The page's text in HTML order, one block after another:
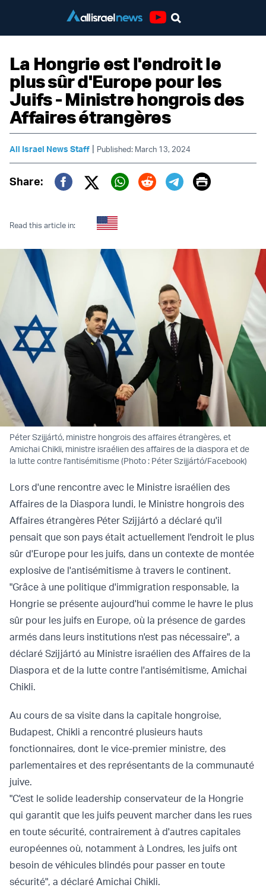
La Hongrie est l'endroit le
plus sûr d'Europe pour les
Juifs - Ministre hongrois des
Affaires étrangères
All Israel News Staff | Published: March 13, 2024
Share:
Twitter (X)
Print
Read this article in:
Péter Szijjártó, ministre hongrois des affaires étrangères, et
Amichai Chikli, ministre israélien des affaires de la diaspora et de
la lutte contre l'antisémitisme (Photo : Péter Szijjártó/Facebook)
Lors d'une rencontre avec le Ministre israélien des
Affaires de la Diaspora lundi, le Ministre hongrois des
Affaires étrangères Péter Szijjártó a déclaré qu'il
pensait que son pays était actuellement l'endroit le plus
sûr d'Europe pour les juifs, dans un contexte de montée
explosive de l'antisémitisme à travers le continent.
"Grâce à une politique d'immigration responsable, la
Hongrie se présente aujourd'hui comme le havre le plus
sûr pour les juifs en Europe, où la présence de gardes
armés dans leurs institutions n'est pas nécessaire", a
déclaré Szijjártó au Ministre israélien des Affaires de la
Diaspora et de la lutte contre l'antisémitisme, Amichai
Chikli.
Au cours de sa visite dans la capitale hongroise,
Budapest, Chikli a rencontré plusieurs hauts
fonctionnaires, dont le vice-premier ministre, des
parlementaires et des représentants de la communauté
juive.
"C'est le solide leadership conservateur de la Hongrie
qui garantit que les juifs peuvent marcher dans les rues
en toute sécurité, contrairement à d'autres capitales
européennes où, notamment à Londres, les juifs ont
besoin de véhicules blindés pour passer en toute
sécurité", a déclaré Amichai Chikli.